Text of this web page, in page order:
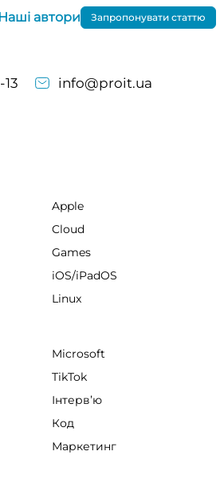
info@proit.ua
Наші автори Запропонувати статтю
Apple
Cloud
Games
iOS/iPadOS
Linux
Microsoft
TikTok
Інтервʼю
Код
Маркетинг